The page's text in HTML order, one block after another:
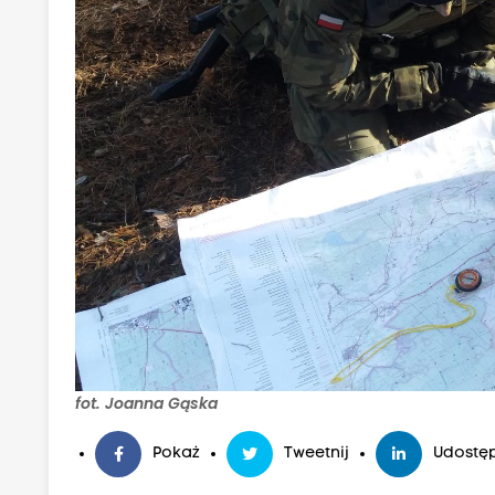
fot. Joanna Gąska
Pokaż Tweetnij